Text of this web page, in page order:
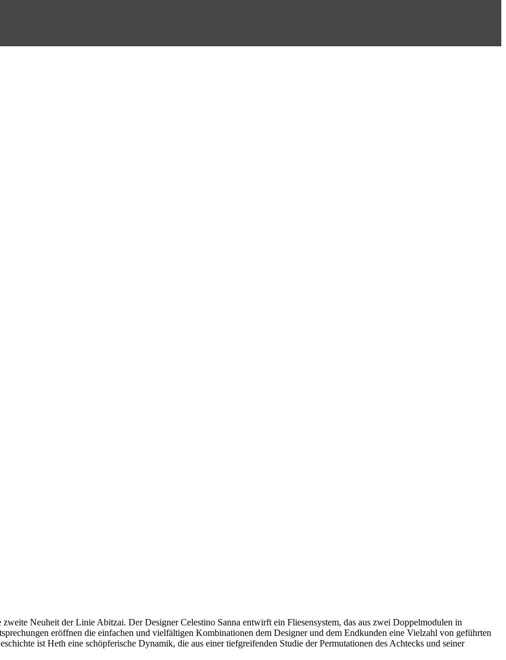
Neuheit der Linie Abitzai. Der Designer Celestino Sanna entwirft ein Fliesensystem, das aus zwei Doppelmodulen in
eröffnen die einfachen und vielfältigen Kombinationen dem Designer und dem Endkunden eine Vielzahl von geführten
ist Heth eine schöpferische Dynamik, die aus einer tiefgreifenden Studie der Permutationen des Achtecks und seiner